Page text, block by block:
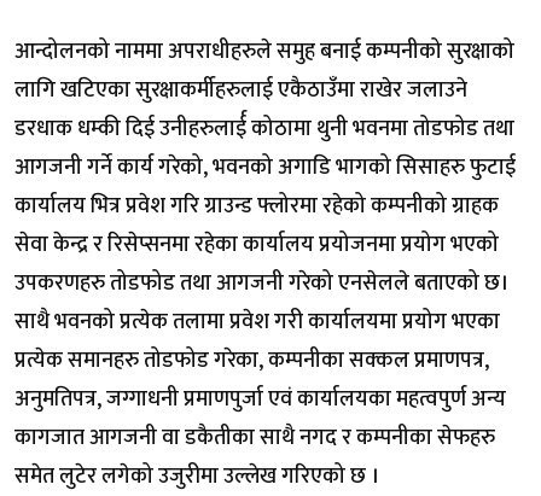
आन्दोलनको नाममा अपराधीहरुले समुह बनाई कम्पनीको सुरक्षाको
लागि खटिएका सुरक्षाकर्मीहरुलाई एकैठाउँमा राखेर जलाउने
डरधाक धम्की दिई उनीहरुलार्ई कोठामा थुनी भवनमा तोडफोड तथा
आगजनी गर्ने कार्य गरेको, भवनको अगाडि भागको सिसाहरु फुटाई
कार्यालय भित्र प्रवेश गरि ग्राउन्ड फ्लोरमा रहेको कम्पनीको ग्राहक
सेवा केन्द्र र रिसेप्सनमा रहेका कार्यालय प्रयोजनमा प्रयोग भएको
उपकरणहरु तोडफोड तथा आगजनी गरेको एनसेलले बताएको छ।
साथै भवनको प्रत्येक तलामा प्रवेश गरी कार्यालयमा प्रयोग भएका
प्रत्येक समानहरु तोडफोड गरेका, कम्पनीका सक्कल प्रमाणपत्र,
अनुमतिपत्र, जग्गाधनी प्रमाणपुर्जा एवं कार्यालयका महत्वपुर्ण अन्य
कागजात आगजनी वा डकैतीका साथै नगद र कम्पनीका सेफहरु
समेत लुटेर लगेको उजुरीमा उल्लेख गरिएको छ ।